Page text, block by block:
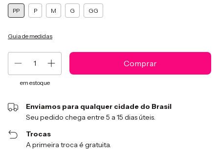
PP P M G GG
Guia de medidas
em estoque
Enviamos para qualquer cidade do Brasil
Seu pedido chega entre 5 a 15 dias úteis.
Trocas
A primeira troca é gratuita.